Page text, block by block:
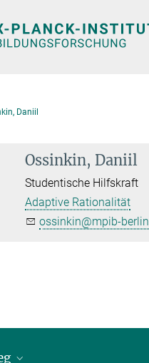
Daniil
Ossinkin, Daniil
Studentische Hilfskraft
Adaptive Rationalität
ossinkin@mpib-